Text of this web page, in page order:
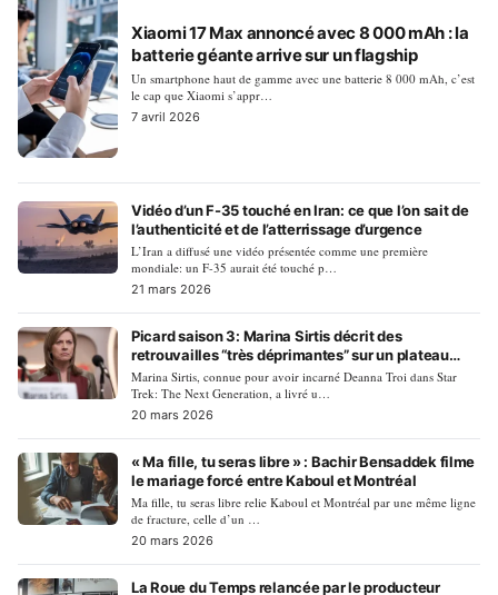
Xiaomi 17 Max annoncé avec 8 000 mAh : la
batterie géante arrive sur un flagship
Un smartphone haut de gamme avec une batterie 8 000 mAh, c’est
le cap que Xiaomi s’appr…
7 avril 2026
Vidéo d’un F-35 touché en Iran: ce que l’on sait de
l’authenticité et de l’atterrissage d’urgence
L’Iran a diffusé une vidéo présentée comme une première
mondiale: un F-35 aurait été touché p…
21 mars 2026
Picard saison 3: Marina Sirtis décrit des
retrouvailles “très déprimantes” sur un plateau
changé
Marina Sirtis, connue pour avoir incarné Deanna Troi dans Star
Trek: The Next Generation, a livré u…
20 mars 2026
« Ma fille, tu seras libre » : Bachir Bensaddek filme
le mariage forcé entre Kaboul et Montréal
Ma fille, tu seras libre relie Kaboul et Montréal par une même ligne
de fracture, celle d’un …
20 mars 2026
La Roue du Temps relancée par le producteur